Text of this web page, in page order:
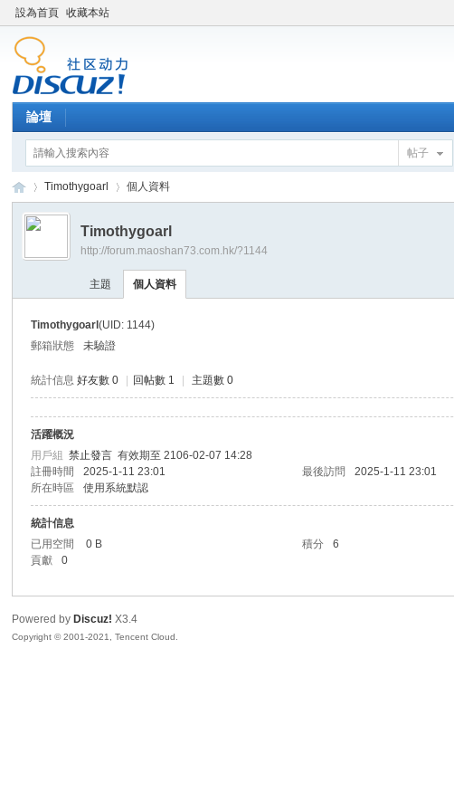
設為首頁 收藏本站
論壇
帖子
uz!
›
Timothygoarl 個人資料
Timothygoarl
http://forum.maoshan73.com.hk/?1144
主題 個人資料
Timothygoarl(UID: 1144)
郵箱狀態
未驗證
統計信息 好友數 0 回帖數 1 主題數 0
活躍概況
用戶組禁止發言 有效期至 2106-02-07 14:28
註冊時間
2025-1-11 23:01 最後訪問 2025-1-11 23:01
所在時區
使用系統默認
統計信息
已用空間
0 B 積分 6
貢獻
0
Powered by Discuz! X3.4
Copyright © 2001-2021, Tencent Cloud.